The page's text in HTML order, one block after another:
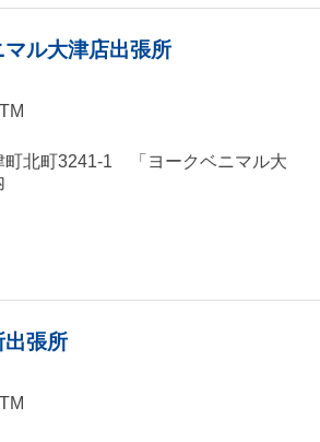
マル大津店出張所
町北町3241-1 「ヨークベニマル大
出張所